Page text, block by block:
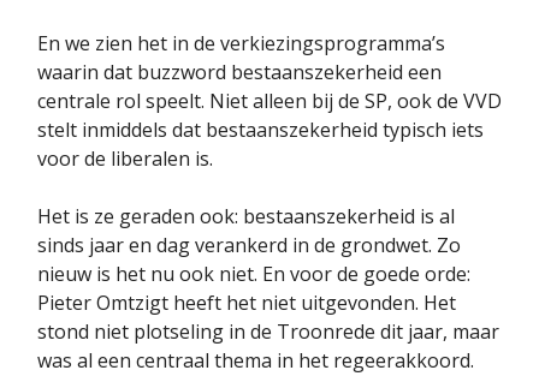
En we zien het in de verkiezingsprogramma’s
waarin dat buzzword bestaanszekerheid een
centrale rol speelt. Niet alleen bij de SP, ook de VVD
stelt inmiddels dat bestaanszekerheid typisch iets
voor de liberalen is.
Het is ze geraden ook: bestaanszekerheid is al
sinds jaar en dag verankerd in de grondwet. Zo
nieuw is het nu ook niet. En voor de goede orde:
Pieter Omtzigt heeft het niet uitgevonden. Het
stond niet plotseling in de Troonrede dit jaar, maar
was al een centraal thema in het regeerakkoord.